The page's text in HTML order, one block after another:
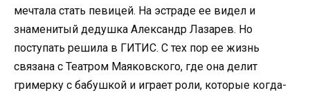
мечтала стать певицей. На эстраде ее видел и
знаменитый дедушка Александр Лазарев. Но
поступать решила в ГИТИС. С тех пор ее жизнь
связана с Театром Маяковского, где она делит
гримерку с бабушкой и играет роли, которые когда-